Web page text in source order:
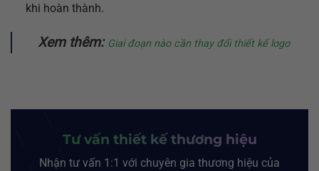
khi hoàn thành.
Xem thêm: Giai đoạn nào cần thay đổi thiết kế logo
Tư vấn thiết kế thương hiệu
Nhận tư vấn 1:1 với chuyên gia thương hiệu của